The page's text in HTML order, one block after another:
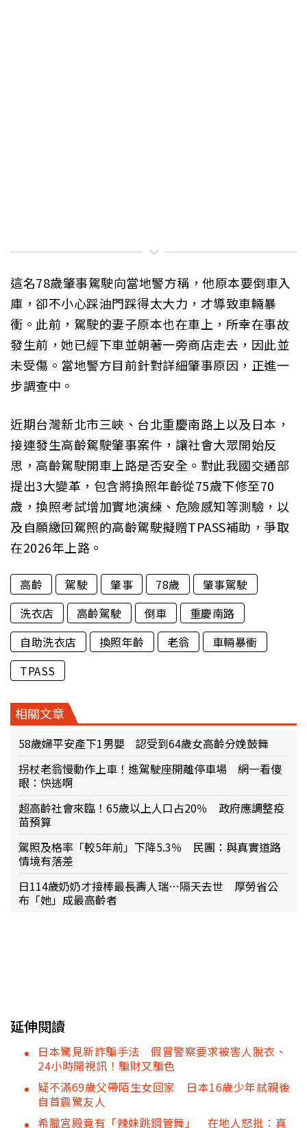
這名78歲肇事駕駛向當地警方稱，他原本要倒車入
庫，卻不小心踩油門踩得太大力，才導致車輛暴
衝。此前，駕駛的妻子原本也在車上，所幸在事故
發生前，她已經下車並朝著一旁商店走去，因此並
未受傷。當地警方目前針對詳細肇事原因，正進一
步調查中。
近期台灣新北市三峽、台北重慶南路上以及日本，
接連發生高齡駕駛肇事案件，讓社會大眾開始反
思，高齡駕駛開車上路是否安全。對此我國交通部
提出3大變革，包含將換照年齡從75歲下修至70
歲，換照考試增加實地演練、危險感知等測驗，以
及自願繳回駕照的高齡駕駛擬贈TPASS補助，爭取
在2026年上路。
高齡 駕駛 肇事 78歲
肇事駕駛
洗衣店
高齡駕駛 倒車
重慶南路
自助洗衣店
換照年齡 老翁
車輛暴衝
TPASS
相關文章
58歲婦平安產下1男嬰 認受到64歲女高齡分娩鼓舞
拐杖老翁慢動作上車！進駕駛座開離停車場 網一看傻
眼：快逃啊
超高齡社會來臨！65歲以上人口占20％ 政府應調整疫
苗預算
駕照及格率「較5年前」下降5.3％ 民團：與真實道路
情境有落差
日114歲奶奶才接棒最長壽人瑞…隔天去世 厚勞省公
布「她」成最高齡者
延伸閱讀
日本驚見新詐騙手法 假冒警察要求被害人脫衣、
24小時開視訊！騙財又騙色
疑不滿69歲父帶陌生女回家 日本16歲少年弒親後
自首震驚友人
希臘宮殿竟有「辣妹跳鋼管舞」 在地人怒批：真